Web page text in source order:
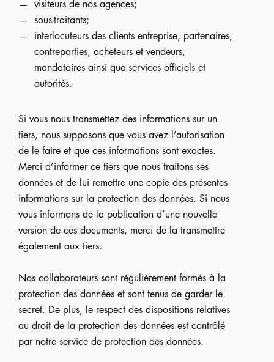
visiteurs de nos agences;
sous-traitants;
interlocuteurs des clients entreprise, partenaires,
contreparties, acheteurs et vendeurs,
mandataires ainsi que services officiels et
autorités.
Si vous nous transmettez des informations sur un
tiers, nous supposons que vous avez l’autorisation
de le faire et que ces informations sont exactes.
Merci d’informer ce tiers que nous traitons ses
données et de lui remettre une copie des présentes
informations sur la protection des données. Si nous
vous informons de la publication d’une nouvelle
version de ces documents, merci de la transmettre
également aux tiers.
Nos collaborateurs sont régulièrement formés à la
protection des données et sont tenus de garder le
secret. De plus, le respect des dispositions relatives
au droit de la protection des données est contrôlé
par notre service de protection des données.